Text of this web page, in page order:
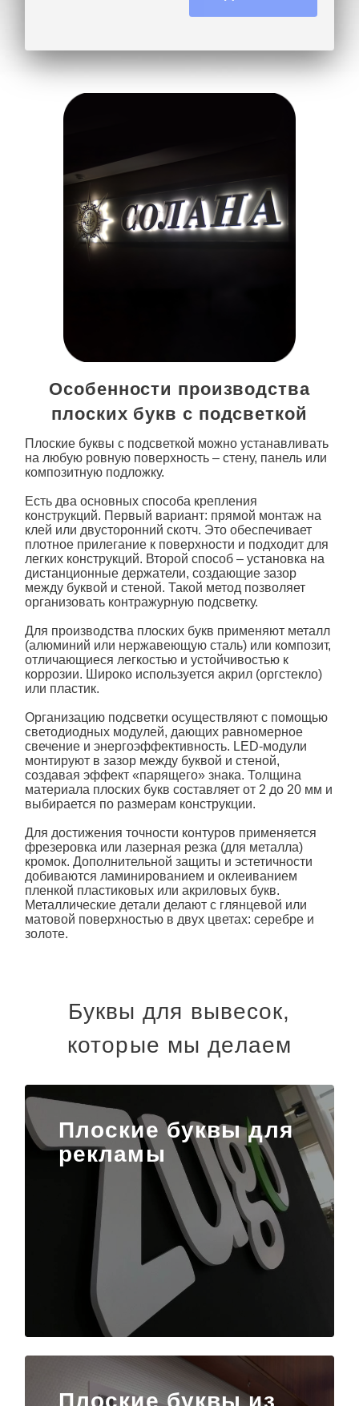
Особенности производства
плоских букв с подсветкой
Плоские буквы с подсветкой можно устанавливать
на любую ровную поверхность – стену, панель или
композитную подложку.
Есть два основных способа крепления
конструкций. Первый вариант: прямой монтаж на
клей или двусторонний скотч. Это обеспечивает
плотное прилегание к поверхности и подходит для
легких конструкций. Второй способ – установка на
дистанционные держатели, создающие зазор
между буквой и стеной. Такой метод позволяет
организовать контражурную подсветку.
Для производства плоских букв применяют металл
(алюминий или нержавеющую сталь) или композит,
отличающиеся легкостью и устойчивостью к
коррозии. Широко используется акрил (оргстекло)
или пластик.
Организацию подсветки осуществляют с помощью
светодиодных модулей, дающих равномерное
свечение и энергоэффективность. LED-модули
монтируют в зазор между буквой и стеной,
создавая эффект «парящего» знака. Толщина
материала плоских букв составляет от 2 до 20 мм и
выбирается по размерам конструкции.
Для достижения точности контуров применяется
фрезеровка или лазерная резка (для металла)
кромок. Дополнительной защиты и эстетичности
добиваются ламинированием и оклеиванием
пленкой пластиковых или акриловых букв.
Металлические детали делают с глянцевой или
матовой поверхностью в двух цветах: серебре и
золоте.
Буквы для вывесок,
которые мы делаем
Плоские буквы для
рекламы
Плоские буквы из